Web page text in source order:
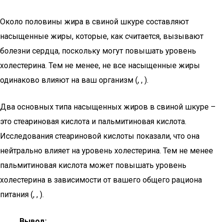
Около половины жира в свиной шкуре составляют
насыщенные жиры, которые, как считается, вызывают
болезни сердца, поскольку могут повышать уровень
холестерина. Тем не менее, не все насыщенные жиры
одинаково влияют на ваш организм (, , ).
Два основных типа насыщенных жиров в свиной шкуре –
это стеариновая кислота и пальмитиновая кислота.
Исследования стеариновой кислоты показали, что она
нейтрально влияет на уровень холестерина. Тем не менее
пальмитиновая кислота может повышать уровень
холестерина в зависимости от вашего общего рациона
питания (, , ).